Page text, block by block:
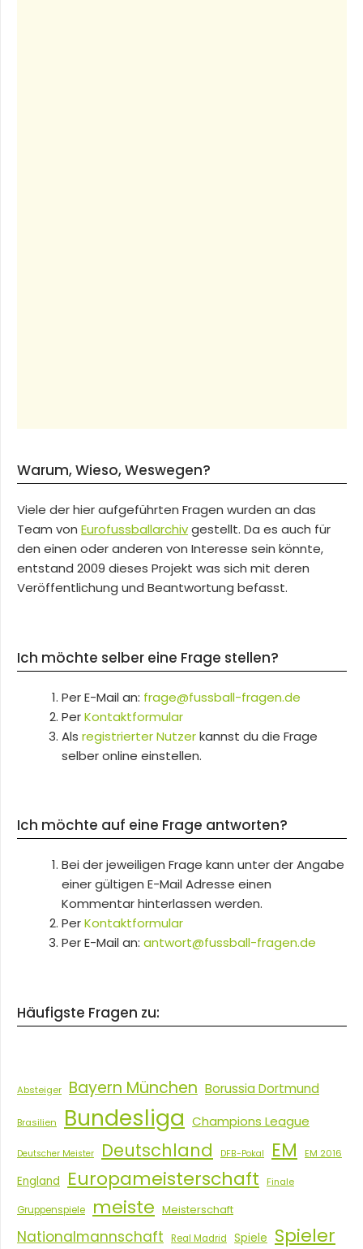
Warum, Wieso, Weswegen?
Viele der hier aufgeführten Fragen wurden an das
Team von Eurofussballarchivgestellt. Da es auch für
den einen oder anderen von Interesse sein könnte,
entstand 2009 dieses Projekt was sich mit deren
Veröffentlichung und Beantwortung befasst.
Ich möchte selber eine Frage stellen?
Per E-Mail an: frage@fussball-fragen.de
PerKontaktformular
Als registrierter Nutzerkannst du die Frage
selber online einstellen.
Ich möchte auf eine Frage antworten?
Bei der jeweiligen Frage kann unter der Angabe
einer gültigen E-Mail Adresse einen
Kommentar hinterlassen werden.
PerKontaktformular
Per E-Mail an: antwort@fussball-fragen.de
Häufigste Fragen zu:
Absteiger Bayern München Borussia Dortmund
Brasilien Bundesliga Champions League
Deutscher Meister Deutschland DFB-Pokal EM EM 2016
England Europameisterschaft Finale
Gruppenspiele meiste Meisterschaft
Nationalmannschaft Real Madrid Spiele Spieler